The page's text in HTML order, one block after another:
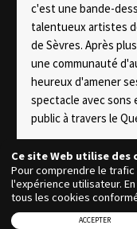
c'est une bande-
talentueux artistes
de Sèvres. Après
une communauté
heureux d'amener
spectacle avec sons
public à travers le
Ce site Web utilise des
Pour comprendre le
l'expérience utilisateur.
tous les cookies
ACCEPTER